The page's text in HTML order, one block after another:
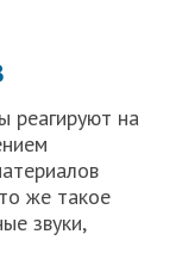
реагируют на
же такое
звуки,